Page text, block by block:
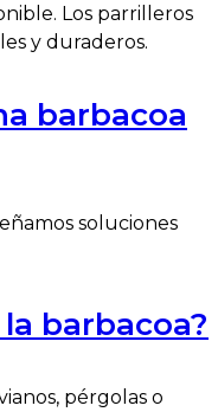
Los parrilleros
y duraderos.
barbacoa
soluciones
barbacoa?
pérgolas o